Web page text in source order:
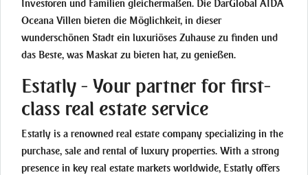
Investoren und Familien gleichermaßen. Die DarGlobal AIDA
Oceana Villen bieten die Möglichkeit, in dieser
wunderschönen Stadt ein luxuriöses Zuhause zu finden und
das Beste, was Maskat zu bieten hat, zu genießen.
Estatly - Your partner for first-
class real estate service
Estatly is a renowned real estate company specializing in the
purchase, sale and rental of luxury properties. With a strong
presence in key real estate markets worldwide, Estatly offers